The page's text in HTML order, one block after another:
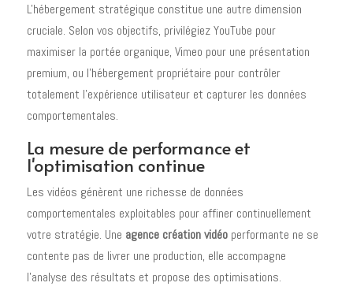
L'hébergement stratégique constitue une autre dimension
cruciale. Selon vos objectifs, privilégiez YouTube pour
maximiser la portée organique, Vimeo pour une présentation
premium, ou l'hébergement propriétaire pour contrôler
totalement l'expérience utilisateur et capturer les données
comportementales.
La mesure de performance et
l'optimisation continue
Les vidéos génèrent une richesse de données
comportementales exploitables pour affiner continuellement
votre stratégie. Une agence création vidéoperformante ne se
contente pas de livrer une production, elle accompagne
l'analyse des résultats et propose des optimisations.